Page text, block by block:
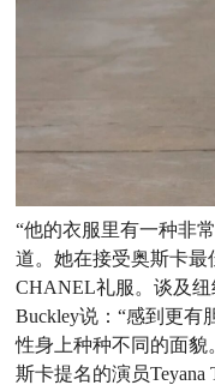
“他的衣服里有一种非
道。她在接受奥斯卡
CHANEL礼服。谈及纽
Buckley说：“感到更有
性身上种种不同的面貌
斯卡提名的演员Teyana